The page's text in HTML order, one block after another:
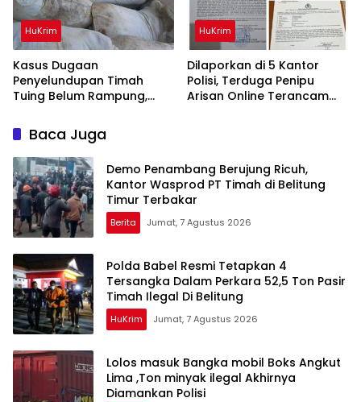
HuKrim
Kasus Dugaan
Penyelundupan Timah
Tuing Belum Rampung,
Dalam Informasi
Penyidikan
HuKrim
Dilaporkan di 5 Kantor
Polisi, Terduga Penipu
Arisan Online Terancam
Baca Juga
Demo Penambang Berujung Ricuh,
Kantor Wasprod PT Timah di Belitung
Timur Terbakar
Berita Jumat, 7 Agustus 2026
Polda Babel Resmi Tetapkan 4
Tersangka Dalam Perkara 52,5 Ton Pasir
Timah Ilegal Di Belitung
HuKrim Jumat, 7 Agustus 2026
Lolos masuk Bangka mobil Boks Angkut
Lima ,Ton minyak ilegal Akhirnya
Diamankan Polisi